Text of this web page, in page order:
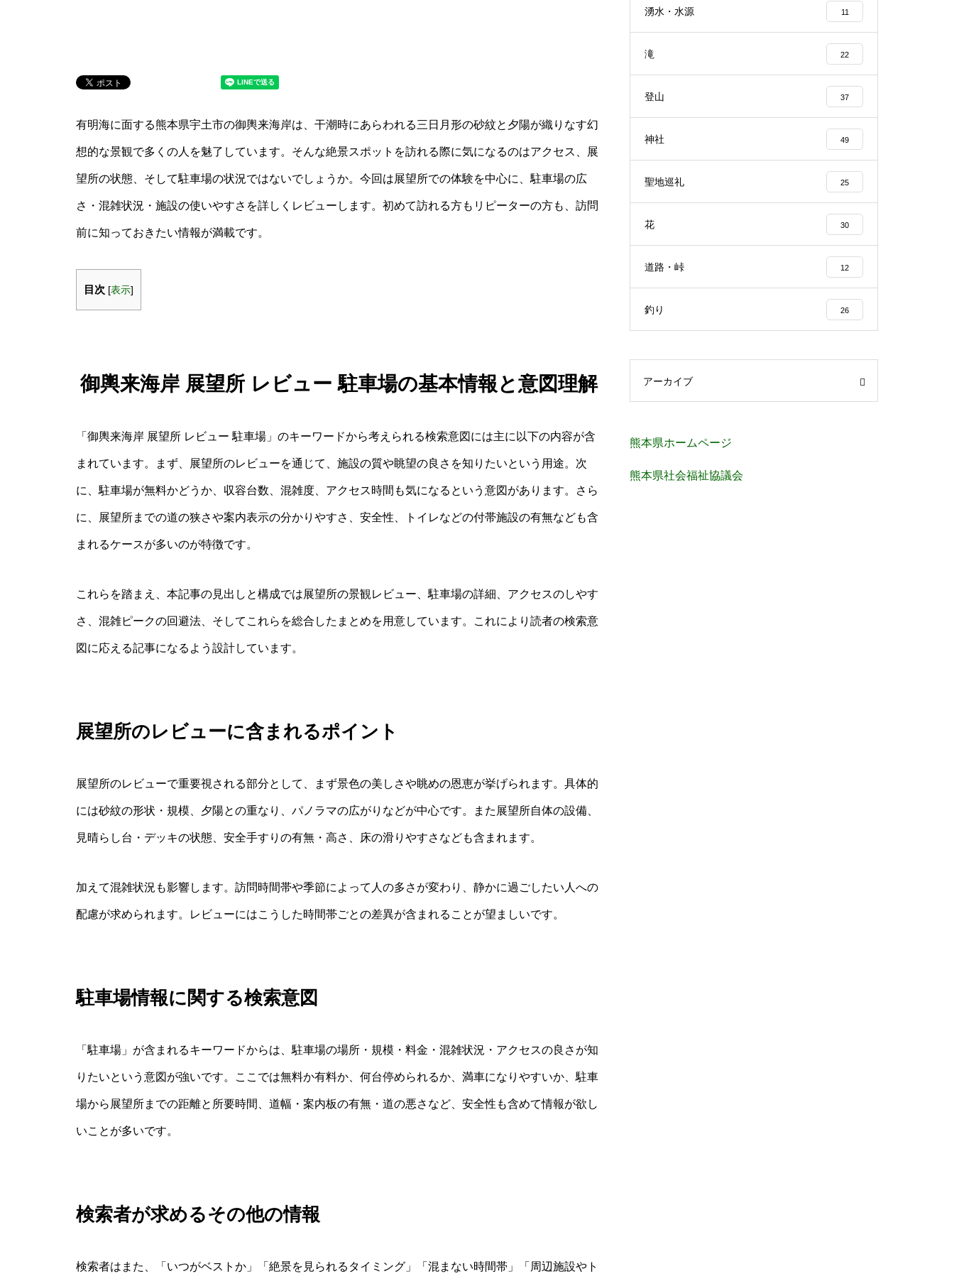
有明海に面する熊本県宇土市の御輿来海岸は、干潮時にあらわれる三日月形の砂紋と夕陽が織りなす幻
想的な景観で多くの人を魅了しています。そんな絶景スポットを訪れる際に気になるのはアクセス、展
望所の状態、そして駐車場の状況ではないでしょうか。今回は展望所での体験を中心に、駐車場の広
さ・混雑状況・施設の使いやすさを詳しくレビューします。初めて訪れる方もリピーターの方も、訪問
前に知っておきたい情報が満載です。
目次 [表示]
御輿来海岸 展望所 レビュー 駐車場の基本情報と意図理解
「御輿来海岸 展望所 レビュー 駐車場」のキーワードから考えられる検索意図には主に以下の内容が含
まれています。まず、展望所のレビューを通じて、施設の質や眺望の良さを知りたいという用途。次
に、駐車場が無料かどうか、収容台数、混雑度、アクセス時間も気になるという意図があります。さら
に、展望所までの道の狭さや案内表示の分かりやすさ、安全性、トイレなどの付帯施設の有無なども含
まれるケースが多いのが特徴です。
これらを踏まえ、本記事の見出しと構成では展望所の景観レビュー、駐車場の詳細、アクセスのしやす
さ、混雑ピークの回避法、そしてこれらを総合したまとめを用意しています。これにより読者の検索意
図に応える記事になるよう設計しています。
展望所のレビューに含まれるポイント
展望所のレビューで重要視される部分として、まず景色の美しさや眺めの恩恵が挙げられます。具体的
には砂紋の形状・規模、夕陽との重なり、パノラマの広がりなどが中心です。また展望所自体の設備、
見晴らし台・デッキの状態、安全手すりの有無・高さ、床の滑りやすさなども含まれます。
加えて混雑状況も影響します。訪問時間帯や季節によって人の多さが変わり、静かに過ごしたい人への
配慮が求められます。レビューにはこうした時間帯ごとの差異が含まれることが望ましいです。
駐車場情報に関する検索意図
「駐車場」が含まれるキーワードからは、駐車場の場所・規模・料金・混雑状況・アクセスの良さが知
りたいという意図が強いです。ここでは無料か有料か、何台停められるか、満車になりやすいか、駐車
場から展望所までの距離と所要時間、道幅・案内板の有無・道の悪さなど、安全性も含めて情報が欲し
いことが多いです。
検索者が求めるその他の情報
検索者はまた、「いつがベストか」「絶景を見られるタイミング」「混まない時間帯」「周辺施設やト
湧水・水源 11
滝 22
登山 37
神社 49
聖地巡礼 25
花 30
道路・峠 12
釣り 26
アーカイブ
熊本県ホームページ
熊本県社会福祉協議会